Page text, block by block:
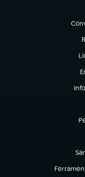
(abre em